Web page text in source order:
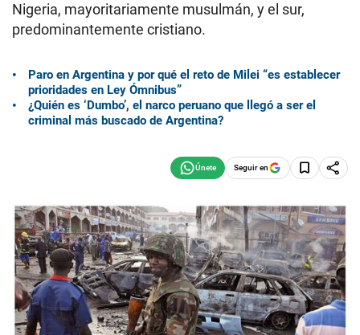
Nigeria, mayoritariamente musulmán, y el sur,
predominantemente cristiano.
Paro en Argentina y por qué el reto de Milei “es establecer
prioridades en Ley Ómnibus”
¿Quién es ‘Dumbo’, el narco peruano que llegó a ser el
criminal más buscado de Argentina?
Seguir en